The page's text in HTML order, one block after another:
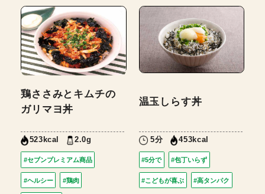
鶏ささみとキムチの
ガリマヨ丼
523kcal 2.0g
#セブンプレミアム商品
#ヘルシー #鶏肉
温玉しらす丼
5分 453kcal
#5分で #包丁いらず
#こどもが喜ぶ #高タンパク